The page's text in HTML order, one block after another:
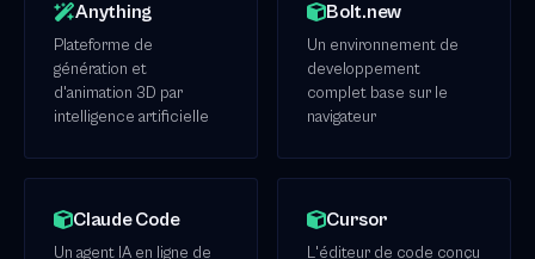
Anything
Plateforme de
génération et
d'animation 3D par
intelligence artificielle
Bolt.new
Un environnement de
developpement
complet base sur le
navigateur
Claude Code
Un agent IA en ligne de
Cursor
L'éditeur de code conçu